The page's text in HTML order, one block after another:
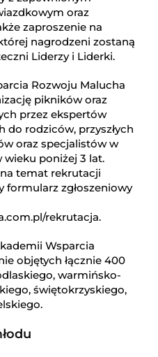
oraz
zaproszenie na
nagrodzeni zostaną
Liderzy i Liderki.
Rozwoju Malucha
pikników oraz
przez ekspertów
rodziców, przyszłych
oraz specjalistów w
wieku poniżej 3 lat.
temat rekrutacji
formularz zgłoszeniowy
rekrutacja.
Wsparcia
objętych łącznie 400
warmińsko-
świętokrzyskiego,